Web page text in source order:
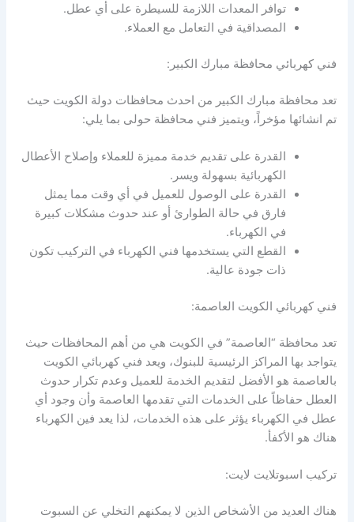
توافر المعدات اللازمة للسيطرة على أي عطل.
المصداقية في التعامل مع العملاء.
فني كهربائي محافظة مبارك الكبير:
تعد محافظة مبارك الكبير من احدث محافظات دولة الكويت حيث
تم انشائها مؤخراً، ويتميز فني محافظة حولى بما يلي:
القدرة على تقديم خدمة مميزة للعملاء وإصلاح الأعطال
الكهربائية بسهولة ويسر.
القدرة على الوصول للعميل في أي وقت مما يمثل
فارق في حالة الطوارئ أو عند حدوث مشكلات كبيرة
في الكهرباء.
القطع التي يستخدمها فني الكهرباء في التركيب تكون
ذات جودة عالية.
فني كهربائي الكويت العاصمة:
تعد محافظة “العاصمة” في الكويت هي من أهم المحافظات حيث
يتواجد بها المراكز الرئيسية للبنوك، ويعد فني كهربائي الكويت
بالعاصمة هو الأفضل لتقديم الخدمة للعميل وعدم تكرار حدوث
العطل حفاظاً على الخدمات التي تقدمها العاصمة وأن وجود أي
عطل في الكهرباء يؤثر على هذه الخدمات، لذا يعد فين الكهرباء
هناك هو الأكفأ.
تركيب اسبوتلايت لايت:
هناك العديد من الأشخاص الذين لا يمكنهم التخلي عن السبوت